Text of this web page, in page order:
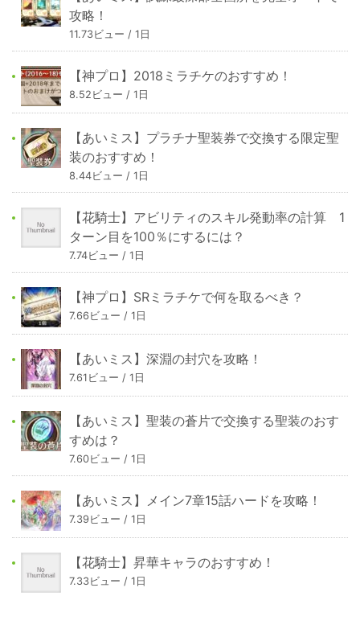
攻略！
11.73ビュー / 1日
【神プロ】2018ミラチケのおすすめ！
8.52ビュー / 1日
【あいミス】プラチナ聖装券で交換する限定聖
装のおすすめ！
8.44ビュー / 1日
【花騎士】アビリティのスキル発動率の計算 1
ターン目を100％にするには？
7.74ビュー / 1日
【神プロ】SRミラチケで何を取るべき？
7.66ビュー / 1日
【あいミス】深淵の封穴を攻略！
7.61ビュー / 1日
【あいミス】聖装の蒼片で交換する聖装のおす
すめは？
7.60ビュー / 1日
【あいミス】メイン7章15話ハードを攻略！
7.39ビュー / 1日
【花騎士】昇華キャラのおすすめ！
7.33ビュー / 1日